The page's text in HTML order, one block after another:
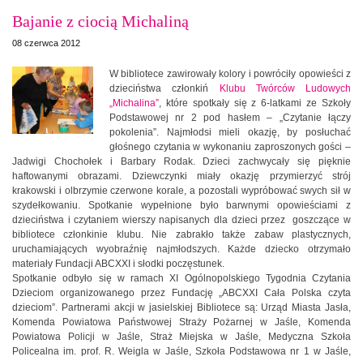
Bajanie z ciocią Michaliną
08 czerwca 2012
W bibliotece zawirowały kolory i powróciły opowieści z
dzieciństwa członkiń
Klubu Twórców Ludowych
„Michalina” , które spotkały się z 6-latkami ze Szkoły
Podstawowej nr 2 pod hasłem – „Czytanie łączy
pokolenia”. Najmłodsi mieli okazję, by posłuchać
głośnego czytania w wykonaniu zaproszonych gości –
Jadwigi Chochołek i Barbary Rodak. Dzieci zachwycały się pięknie
haftowanymi obrazami. Dziewczynki miały okazję przymierzyć strój
krakowski i olbrzymie czerwone korale, a pozostali wypróbować swych sił w
szydełkowaniu. Spotkanie wypełnione było barwnymi opowieściami z
dzieciństwa i czytaniem wierszy napisanych dla dzieci przez goszczące w
bibliotece członkinie klubu. Nie zabrakło także zabaw plastycznych,
uruchamiających wyobraźnię najmłodszych. Każde dziecko otrzymało
materiały Fundacji ABCXXI i słodki poczęstunek.
Spotkanie odbyło się w ramach XI Ogólnopolskiego Tygodnia Czytania
Dzieciom organizowanego przez Fundację „ABCXXI Cała Polska czyta
dzieciom”. Partnerami akcji w jasielskiej Bibliotece są: Urząd Miasta Jasła,
Komenda Powiatowa Państwowej Straży Pożarnej w Jaśle, Komenda
Powiatowa Policji w Jaśle, Straż Miejska w Jaśle, Medyczna Szkoła
Policealna im. prof. R. Weigla w Jaśle, Szkoła Podstawowa nr 1 w Jaśle,